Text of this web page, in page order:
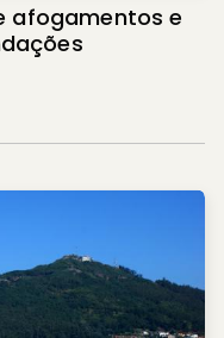
afogamentos e